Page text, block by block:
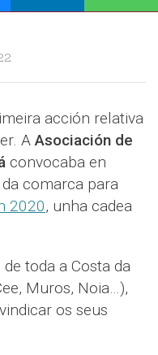
acción relativa
AAsociación de
convocaba en
comarca para
2020, unha cadea
toda a Costa da
Muros, Noia…),
os seus